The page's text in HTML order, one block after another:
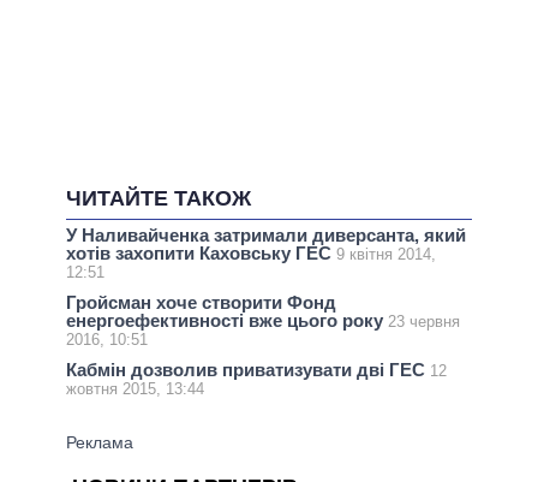
ЧИТАЙТЕ ТАКОЖ
У Наливайченка затримали диверсанта, який
хотів захопити Каховську ГЕС 9 квітня 2014,
12:51
Гройсман хоче створити Фонд
енергоефективності вже цього року 23 червня
2016, 10:51
Кабмін дозволив приватизувати дві ГЕС 12
жовтня 2015, 13:44